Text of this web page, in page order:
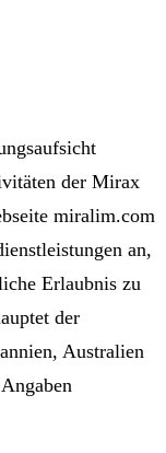
der Mirax
miralim.com
an,
Erlaubnis zu
der
Australien